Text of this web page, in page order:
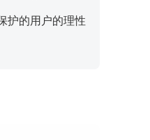
护的用户的理性